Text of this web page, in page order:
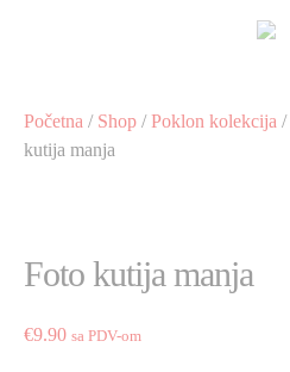
Početna / Shop /Poklon kolekcija /
kutija manja
Foto kutija manja
€9.90 sa PDV-om